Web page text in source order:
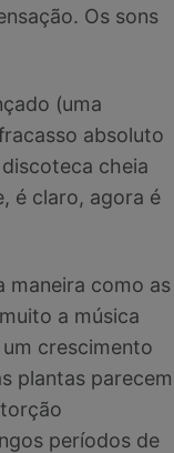
Os sons
(uma
absoluto
cheia
é claro, agora é
maneira como as
a música
crescimento
plantas parecem
períodos de